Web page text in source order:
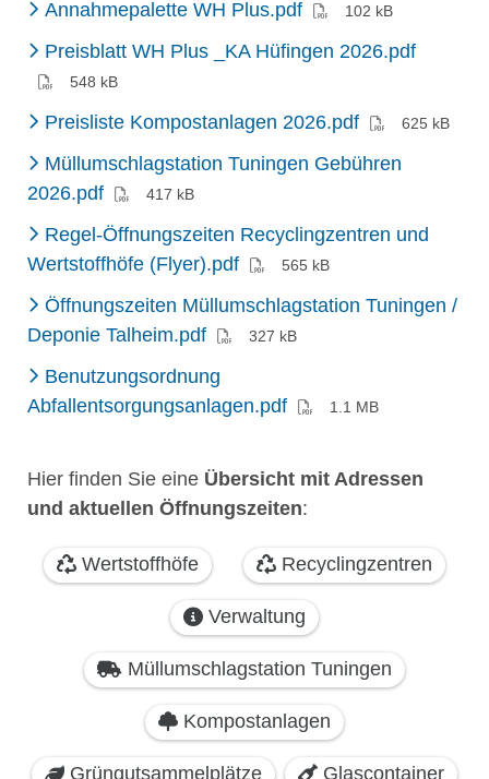
Annahmepalette WH Plus.pdf(PDF)102 kB
Preisblatt WH Plus _KA Hüfingen 2026.pdf(PDF)
548 kB
Preisliste Kompostanlagen 2026.pdf(PDF)625 kB
Müllumschlagstation Tuningen Gebühren
2026.pdf(PDF)417 kB
Regel-Öffnungszeiten Recyclingzentren und
Wertstoffhöfe (Flyer).pdf(PDF)565 kB
Öffnungszeiten Müllumschlagstation Tuningen /
Deponie Talheim.pdf(PDF)327 kB
Benutzungsordnung
Abfallentsorgungsanlagen.pdf
1.1 MB
Hier finden Sie eine Übersicht mit Adressen
und aktuellen Öffnungszeiten: